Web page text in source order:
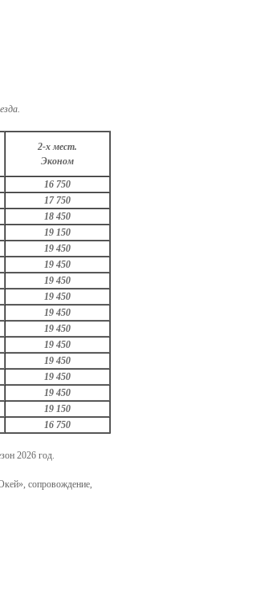
2-х мест.
Эконом
16 750
17 750
18 450
19 150
19 450
19 450
19 450
19 450
19 450
19 450
19 450
19 450
19 450
19 450
19 150
16 750
2026 год.
сопровождение,